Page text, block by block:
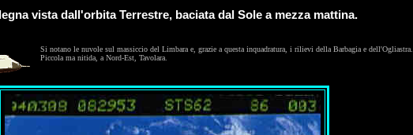
vista dall'orbita Terrestre, baciata dal Sole a mezza mattina.
Si notano le nuvole sul massiccio del Limbara e, grazie a questa inquadratura, i rilievi della Barbagia e dell'Ogliastra.
Piccola ma nitida, a Nord-Est, Tavolara.